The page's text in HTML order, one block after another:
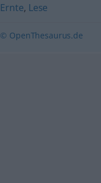
Ernte, Lese
© OpenThesaurus.de